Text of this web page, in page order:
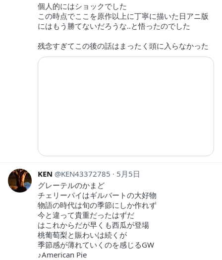
個人的にはショックでした
この時点でここを原作以上に丁寧に描いた日アニ版
にはもう勝てないだろうな‥と悟ったのでした
残念すぎてこの後の話はまったく頭に入らなかった
KEN KEN43372785
5月5日
グレーテルのかまど
チェリーパイはギルバートの大好物
物語の時代は旬の季節にしか作れず
今と違って貴重だったはずだ
はこれからだが早くも西瓜が登場
桃葡萄梨と賑わいは続くが
季節感が薄れていくのを感じるGW
♪American Pie